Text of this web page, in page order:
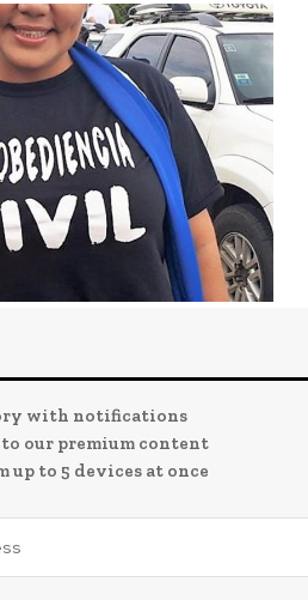
with notifications
to our premium content
up to 5 devices at once